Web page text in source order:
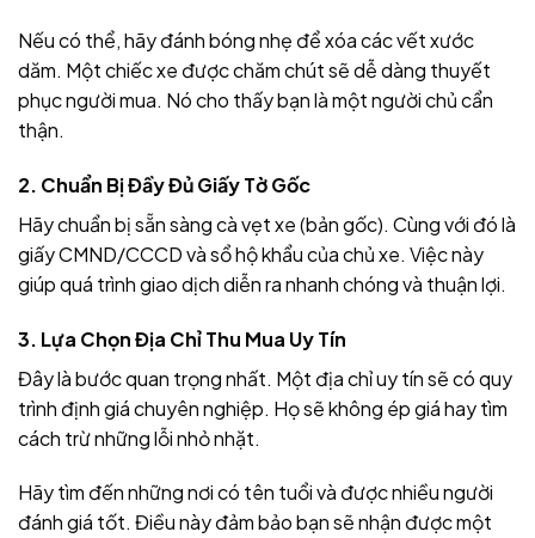
Nếu có thể, hãy đánh bóng nhẹ để xóa các vết xước
dăm. Một chiếc xe được chăm chút sẽ dễ dàng thuyết
phục người mua. Nó cho thấy bạn là một người chủ cẩn
thận.
2. Chuẩn Bị Đầy Đủ Giấy Tờ Gốc
Hãy chuẩn bị sẵn sàng cà vẹt xe (bản gốc). Cùng với đó là
giấy CMND/CCCD và sổ hộ khẩu của chủ xe. Việc này
giúp quá trình giao dịch diễn ra nhanh chóng và thuận lợi.
3. Lựa Chọn Địa Chỉ Thu Mua Uy Tín
Đây là bước quan trọng nhất. Một địa chỉ uy tín sẽ có quy
trình định giá chuyên nghiệp. Họ sẽ không ép giá hay tìm
cách trừ những lỗi nhỏ nhặt.
Hãy tìm đến những nơi có tên tuổi và được nhiều người
đánh giá tốt. Điều này đảm bảo bạn sẽ nhận được một